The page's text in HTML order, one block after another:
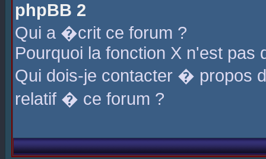
phpBB 2
Qui a �crit ce forum ?
Pourquoi la fonction X n'est pas
Qui dois-je contacter � propos
relatif � ce forum ?